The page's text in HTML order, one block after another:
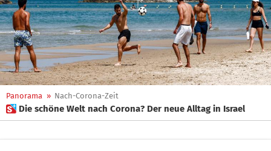
Panorama » Nach-Corona-Zeit
 Die schöne Welt nach Corona? Der neue Alltag in Israel